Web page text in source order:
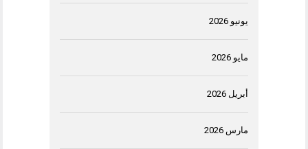
يونيو 2026
مايو 2026
أبريل 2026
مارس 2026